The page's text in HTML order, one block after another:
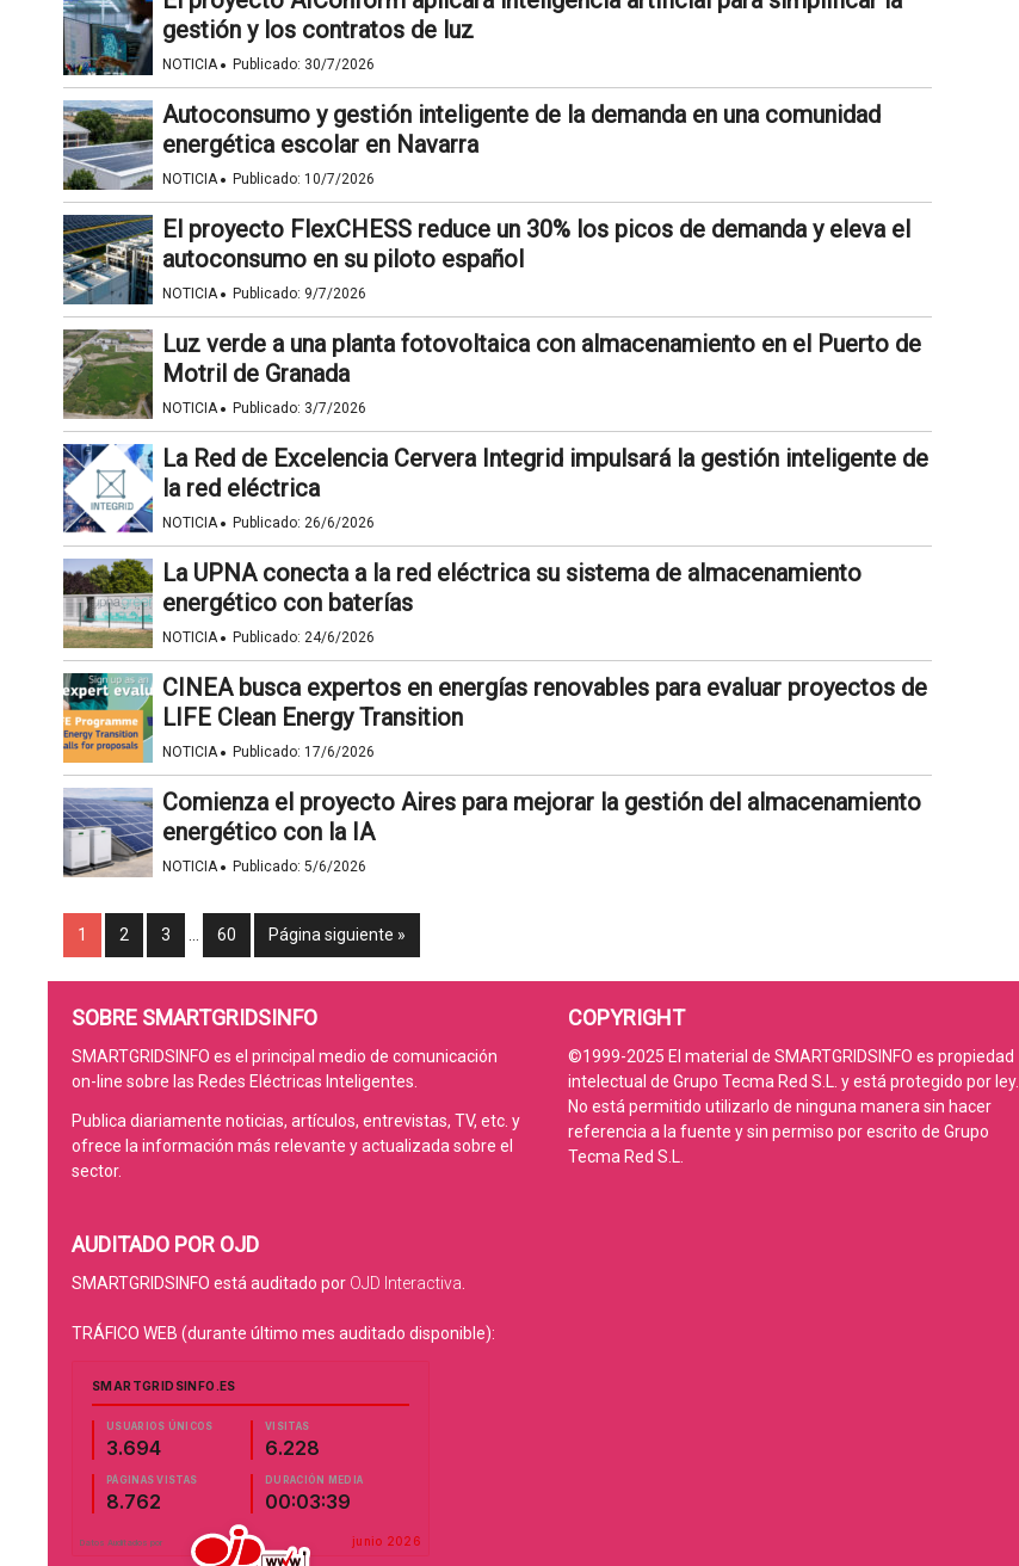
gestión y los contratos de luz
NOTICIA· Publicado: 30/7/2026
Autoconsumo y gestión inteligente de la demanda en una comunidad
energética escolar en Navarra
NOTICIA· Publicado: 10/7/2026
El proyecto FlexCHESS reduce un 30% los picos de demanda y eleva el
autoconsumo en su piloto español
NOTICIA· Publicado: 9/7/2026
Luz verde a una planta fotovoltaica con almacenamiento en el Puerto de
Motril de Granada
NOTICIA· Publicado: 3/7/2026
La Red de Excelencia Cervera Integrid impulsará la gestión inteligente de
la red eléctrica
NOTICIA· Publicado: 26/6/2026
La UPNA conecta a la red eléctrica su sistema de almacenamiento
energético con baterías
NOTICIA· Publicado: 24/6/2026
CINEA busca expertos en energías renovables para evaluar proyectos de
LIFE Clean Energy Transition
NOTICIA· Publicado: 17/6/2026
Comienza el proyecto Aires para mejorar la gestión del almacenamiento
energético con la IA
NOTICIA· Publicado: 5/6/2026
1 2 3 … 60 Página siguiente »
SOBRE SMARTGRIDSINFO
SMARTGRIDSINFO es el principal medio de comunicación
on-line sobre las Redes Eléctricas Inteligentes.
Publica diariamente noticias, artículos, entrevistas, TV, etc. y
ofrece la información más relevante y actualizada sobre el
sector.
AUDITADO POR OJD
SMARTGRIDSINFO está auditado por OJD Interactiva.
TRÁFICO WEB (durante último mes auditado disponible):
COPYRIGHT
©1999-2025 El material de SMARTGRIDSINFO es propiedad
intelectual de Grupo Tecma Red S.L. y está protegido por ley.
No está permitido utilizarlo de ninguna manera sin hacer
referencia a la fuente y sin permiso por escrito de Grupo
Tecma Red S.L.